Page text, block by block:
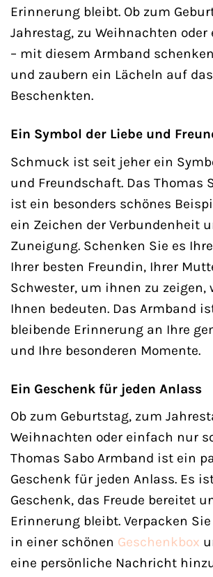
Erinnerung bleibt. Ob zum
Jahrestag, zu Weihnachten
– mit diesem Armband
und zaubern ein Lächeln auf
Beschenkten.
Ein Symbol der Liebe und
Schmuck ist seit jeher ein
und Freundschaft. Das Thomas
ist ein besonders schönes
ein Zeichen der Verbundenheit
Zuneigung. Schenken Sie es
Ihrer besten Freundin, Ihrer
Schwester, um ihnen zu zeigen,
Ihnen bedeuten. Das Armband
bleibende Erinnerung an Ihre
und Ihre besonderen Momente.
Ein Geschenk für jeden Anlass
Ob zum Geburtstag, zum
Weihnachten oder einfach nur
Thomas Sabo Armband ist ein
Geschenk für jeden Anlass. Es
Geschenk, das Freude bereitet
Erinnerung bleibt. Verpacken
in einer schönen Geschenkbox
eine persönliche Nachricht